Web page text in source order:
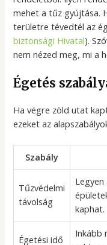
mehet a tűz gyújtása.
területre tévedtél az
biztonsági Hivatal).
nem nézed meg, mi a
Égetés
Ha végre zöld utat
ezeket az
Szabály
Tűzvédelmi
távolság
kaphat.
Égetési idő
Inkább